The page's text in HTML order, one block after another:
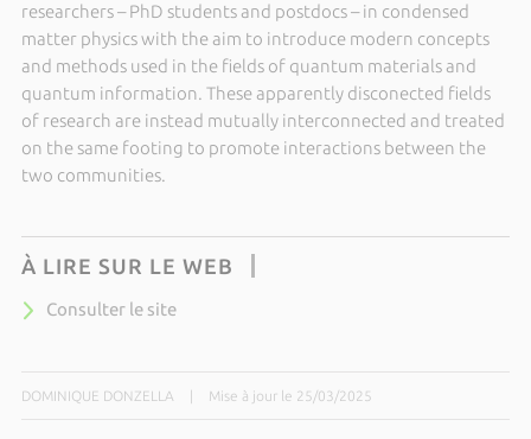
researchers – PhD students and postdocs – in condensed
matter physics with the aim to introduce modern concepts
and methods used in the fields of quantum materials and
quantum information. These apparently disconected fields
of research are instead mutually interconnected and treated
on the same footing to promote interactions between the
two communities.
À LIRE SUR LE WEB
Consulter le site
DOMINIQUE DONZELLA Mise à jour le 25/03/2025